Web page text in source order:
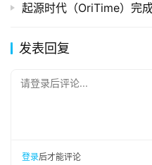
起源时代（OriTime）完
发表回复
请登录后评论...
登录后才能评论